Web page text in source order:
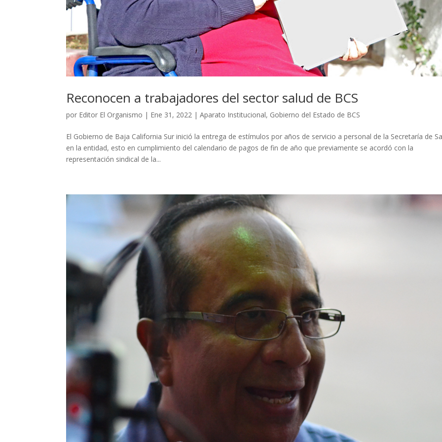
Reconocen a trabajadores del sector salud de BCS
por Editor El Organismo | Ene 31, 2022 |Aparato Institucional, Gobierno del Estado de BCS
El Gobierno de Baja California Sur inició la entrega de estímulos por años de servicio a personal de la Secretaría de
en la entidad, esto en cumplimiento del calendario de pagos de fin de año que previamente se acordó con la
representación sindical de la...